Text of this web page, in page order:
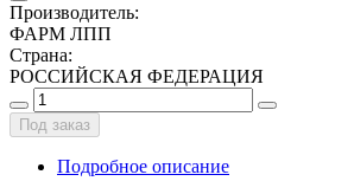
Производитель:
ФАРМ ЛПП
Страна:
РОССИЙСКАЯ ФЕДЕРАЦИЯ
Под заказ
Подробное описание